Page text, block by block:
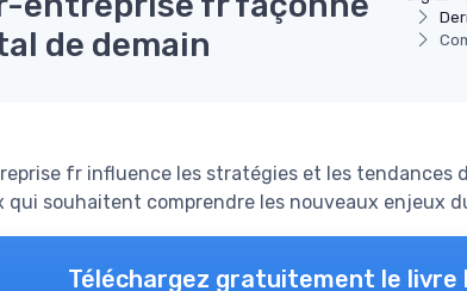
de demain
fr influence les stratégies et les tendances
qui souhaitent comprendre les nouveaux enjeux
Téléchargez gratuitement le livre